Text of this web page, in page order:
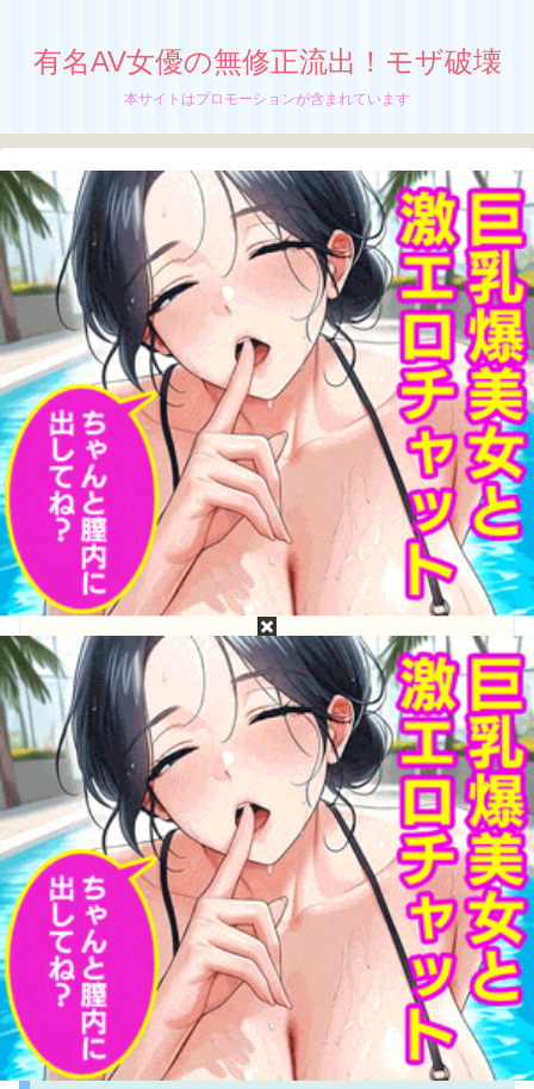
有名AV女優の無修正流出！モザ破壊
本サイトはプロモーションが含まれています
【浅野心愛】無修正流出！モザイク破壊！
無防備パンチラは四十八手に挑戦
ちぬう
元高学校教師、 浅野心愛の無修正動画が流
出中か！？
さっちん
「浅野心愛」の無修正動画の流出が止まんね
ーぜ！
目次
浅野心愛って誰？浅野心愛のプロフィール
浅野心愛の無修正動画・モザイク破壊は無料で流
出してるか？
浅野心愛の［広告なし・高画質・高精細］無修
正・モザイク破壊流出動画が見たい！
浅野心愛って誰？浅野心愛のプロフィー